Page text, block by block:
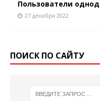
Пользователи
27 декабря 2022
ПОИСК ПО САЙТУ